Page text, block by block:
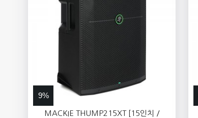
9%
MACKIE THUMP215XT [15인치 /